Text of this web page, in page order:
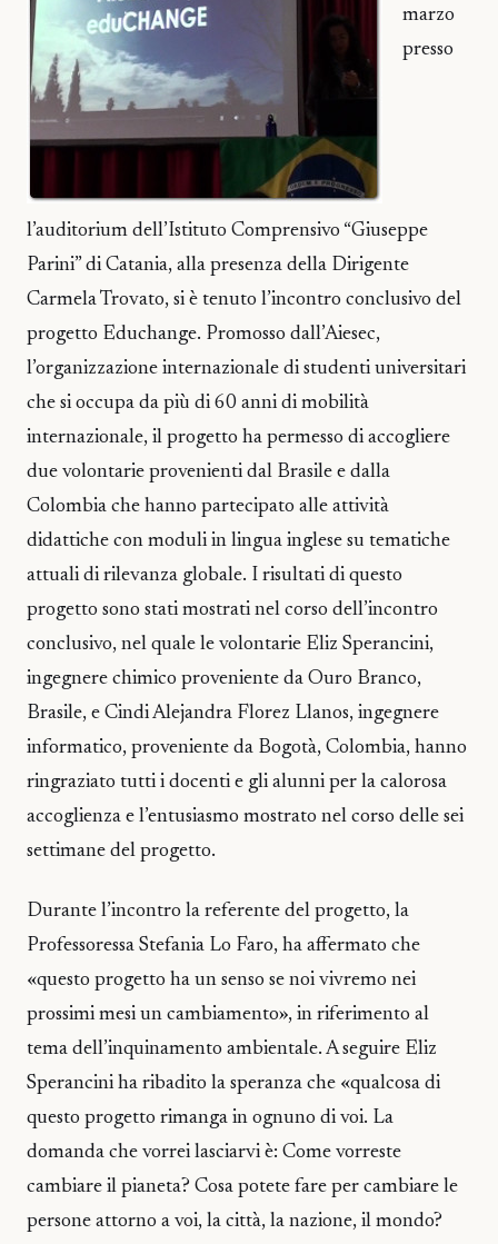
marzo
presso
l’auditorium dell’Istituto Comprensivo “Giuseppe
Parini” di Catania, alla presenza della Dirigente
Carmela Trovato, si è tenuto l’incontro conclusivo del
progetto Educhange. Promosso dall’Aiesec,
l’organizzazione internazionale di studenti universitari
che si occupa da più di 60 anni di mobilità
internazionale, il progetto ha permesso di accogliere
due volontarie provenienti dal Brasile e dalla
Colombia che hanno partecipato alle attività
didattiche con moduli in lingua inglese su tematiche
attuali di rilevanza globale. I risultati di questo
progetto sono stati mostrati nel corso dell’incontro
conclusivo, nel quale le volontarie Eliz Sperancini,
ingegnere chimico proveniente da Ouro Branco,
Brasile, e Cindi Alejandra Florez Llanos, ingegnere
informatico, proveniente da Bogotà, Colombia, hanno
ringraziato tutti i docenti e gli alunni per la calorosa
accoglienza e l’entusiasmo mostrato nel corso delle sei
settimane del progetto.
Durante l’incontro la referente del progetto, la
Professoressa Stefania Lo Faro, ha affermato che
«questo progetto ha un senso se noi vivremo nei
prossimi mesi un cambiamento», in riferimento al
tema dell’inquinamento ambientale. A seguire Eliz
Sperancini ha ribadito la speranza che «qualcosa di
questo progetto rimanga in ognuno di voi. La
domanda che vorrei lasciarvi è: Come vorreste
cambiare il pianeta? Cosa potete fare per cambiare le
persone attorno a voi, la città, la nazione, il mondo?